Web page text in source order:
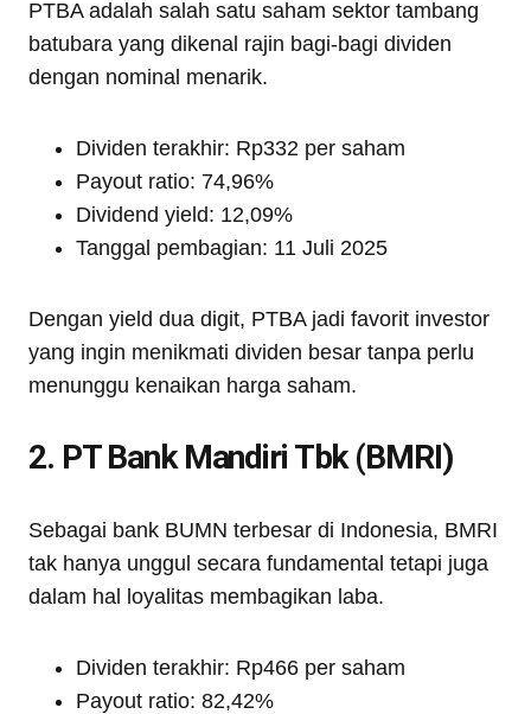
PTBA adalah salah satu saham sektor tambang
batubara yang dikenal rajin bagi-bagi dividen
dengan nominal menarik.
Dividen terakhir: Rp332 per saham
Payout ratio: 74,96%
Dividend yield: 12,09%
Tanggal pembagian: 11 Juli 2025
Dengan yield dua digit, PTBA jadi favorit investor
yang ingin menikmati dividen besar tanpa perlu
menunggu kenaikan harga saham.
2. PT Bank Mandiri Tbk (BMRI)
Sebagai bank BUMN terbesar di Indonesia, BMRI
tak hanya unggul secara fundamental tetapi juga
dalam hal loyalitas membagikan laba.
Dividen terakhir: Rp466 per saham
Payout ratio: 82,42%